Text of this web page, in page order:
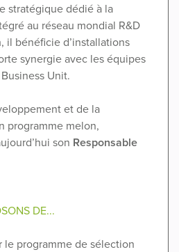
stratégique dédié à la
au réseau mondial R&D
il bénéficie d’installations
synergie avec les équipes
Unit.
et de la
programme melon,
son Responsable
DE...
programme de sélection